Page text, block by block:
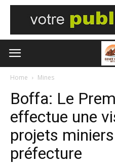
Home Mines
Boffa: Le
effectue une
projets
préfecture